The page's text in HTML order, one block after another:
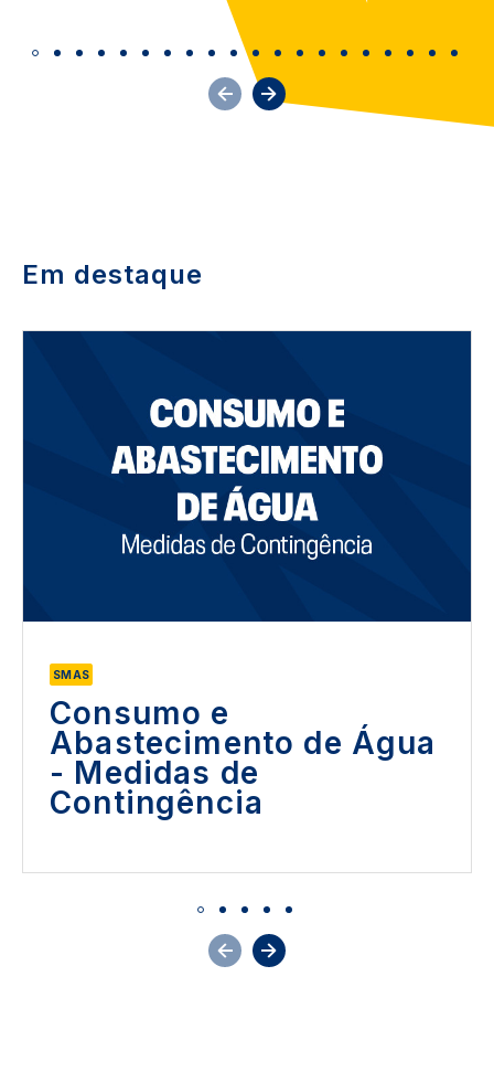
Em destaque
SMAS
Consumo e
Abastecimento de Água
- Medidas de
Contingência